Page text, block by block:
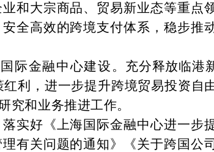
和大宗商品、贸易新业态等重点
全高效的跨境支付体系，稳步推
际金融中心建设。 充分释放临港
利，进一步提升跨境贸易投资自
究和业务推进工作。
落实好《上海国际金融中心进一步
有关问题的通知》《关于跨国公